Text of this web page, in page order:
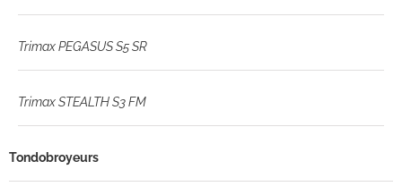
Trimax PEGASUS S5 SR
Trimax STEALTH S3 FM
Tondobroyeurs